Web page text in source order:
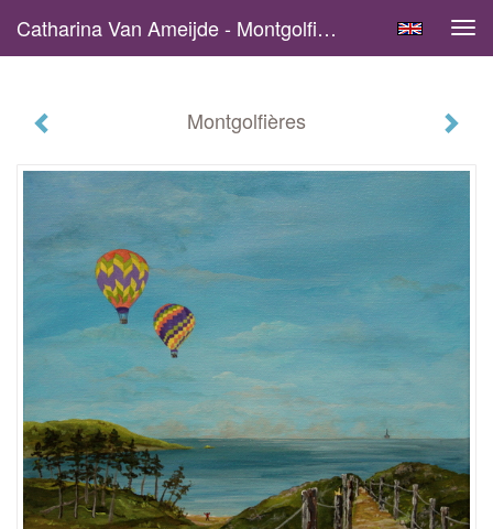
Catharina Van Ameijde - Montgolfières
Montgolfières